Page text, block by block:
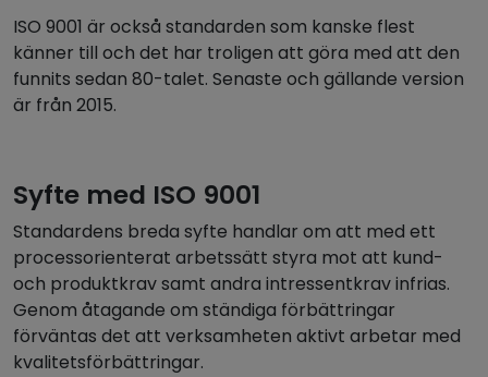
ISO 9001 är också standarden som kanske flest
känner till och det har troligen att göra med att den
funnits sedan 80-talet. Senaste och gällande version
är från 2015.
Syfte med ISO 9001
Standardens breda syfte handlar om att med ett
processorienterat arbetssätt styra mot att kund-
och produktkrav samt andra intressentkrav infrias.
Genom åtagande om ständiga förbättringar
förväntas det att verksamheten aktivt arbetar med
kvalitetsförbättringar.